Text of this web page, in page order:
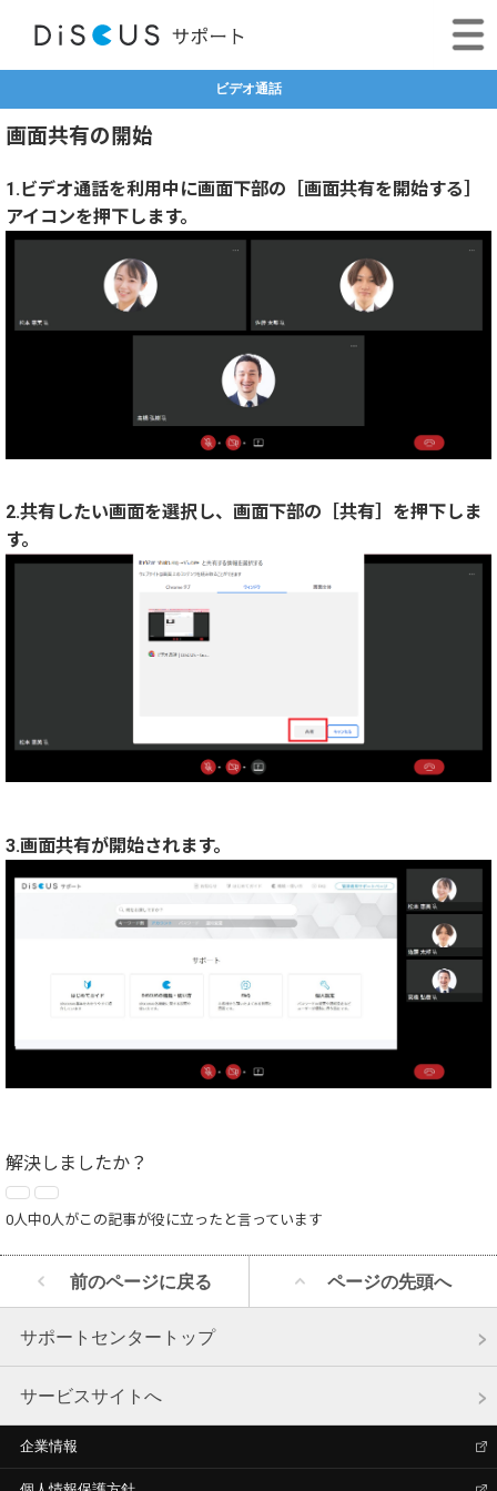
ビデオ通話
画面共有の開始
1.ビデオ通話を利用中に画面下部の［画面共有を開始する］
アイコンを押下します。
2.共有したい画面を選択し、画面下部の［共有］を押下しま
す。
3.画面共有が開始されます。
解決しましたか？
0人中0人がこの記事が役に立ったと言っています
前のページに戻る ページの先頭へ
サポートセンタートップ
サービスサイトへ
企業情報